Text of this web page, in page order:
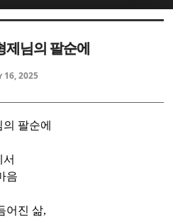
제님의 팔순에
16, 2025
팔순에
음
어진 삶,
케치북5
치북5
케치북5
치북5